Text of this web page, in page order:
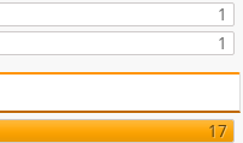
1
1
17